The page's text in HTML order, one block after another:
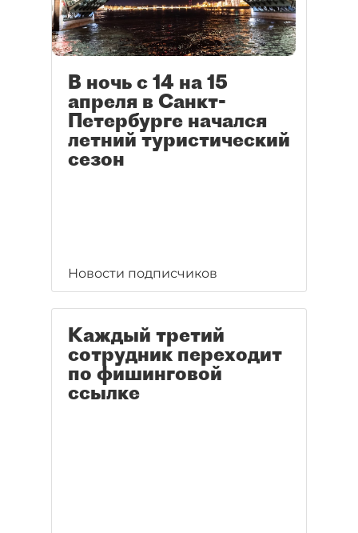
В ночь с 14 на 15
апреля в Санкт-
Петербурге начался
летний туристический
сезон
Новости подписчиков
Каждый третий
сотрудник переходит
по фишинговой
ссылке